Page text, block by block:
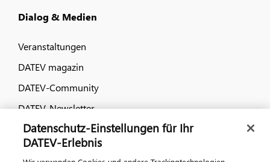
Dialog & Medien
Veranstaltungen
DATEV magazin
DATEV-Community
DATEV-Newsletter
Kontaktieren Sie uns
Datenschutz-Einstellungen für Ihr
DATEV-Erlebnis